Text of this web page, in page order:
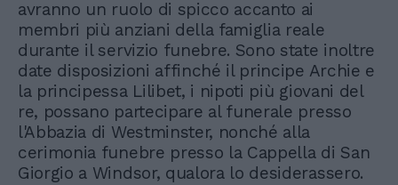
avranno un ruolo di spicco accanto ai
membri più anziani della famiglia reale
durante il servizio funebre. Sono state inoltre
date disposizioni affinché il principe Archie e
la principessa Lilibet, i nipoti più giovani del
re, possano partecipare al funerale presso
l'Abbazia di Westminster, nonché alla
cerimonia funebre presso la Cappella di San
Giorgio a Windsor, qualora lo desiderassero.